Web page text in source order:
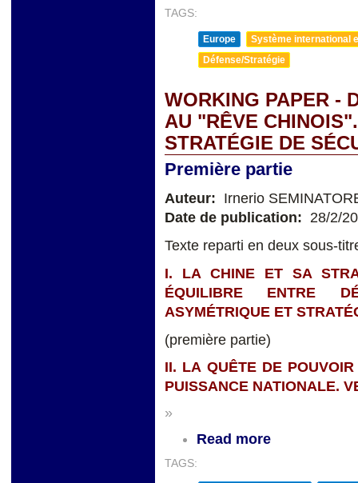
TAGS:
Europe
Système international
Défense/Stratégie
WORKING PAPER -
AU "RÊVE
STRATÉGIE DE
Première partie
Auteur: Irnerio
Date de publication: 28/2/
Texte reparti en deux sous-
I. LA CHINE ET SA
ÉQUILIBRE ENTRE
ASYMÉTRIQUE ET
(première partie)
II. LA QUÊTE DE
PUISSANCE NATIONALE.
»
Read more
TAGS: